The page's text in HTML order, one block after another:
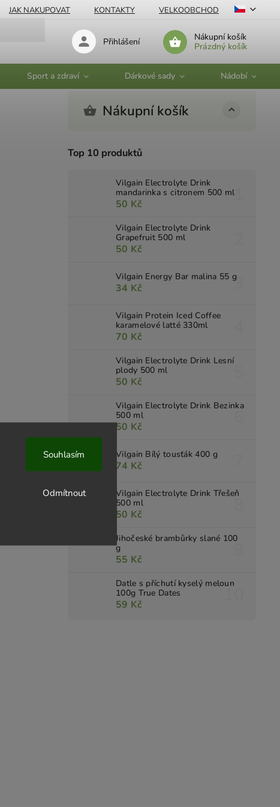
Odmítnout
Souhlasím
JAK NAKUPOVAT KONTAKTY VELKOOBCHOD
Nákupní košík
Prázdný košík
Přihlášení
Sport a zdraví Dárkové sady Nádobí
Nákupní košík
Top 10 produktů
Vilgain Electrolyte Drink
mandarinka s citronem 500 ml
50 Kč
Vilgain Electrolyte Drink
Grapefruit 500 ml
50 Kč
Vilgain Energy Bar malina 55 g
34 Kč
Vilgain Protein Iced Coffee
karamelové latté 330ml
70 Kč
Vilgain Electrolyte Drink Lesní
plody 500 ml
50 Kč
Vilgain Electrolyte Drink Bezinka
500 ml
50 Kč
Vilgain Bílý tousťák 400 g
74 Kč
Vilgain Electrolyte Drink Třešeň
500 ml
50 Kč
Jihočeské brambůrky slané 100
g
55 Kč
Datle s příchutí kyselý meloun
100g True Dates
59 Kč